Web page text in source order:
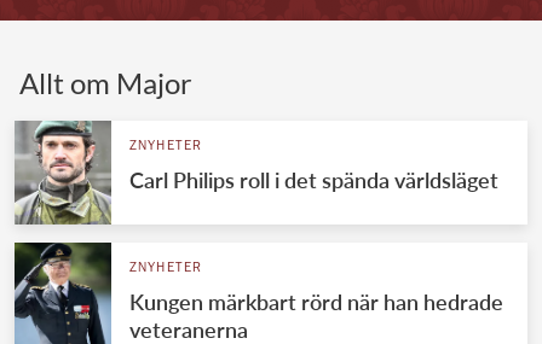
UTLÄNDSKT
VÄRLDENS KUNGAHUS
Svenska kungahuset
Allt om Major
ZNYHETER
Carl Philips roll i det spända världsläget
ZNYHETER
Kungen märkbart rörd när han hedrade
veteranerna